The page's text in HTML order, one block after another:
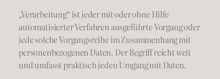
„Verarbeitung“ ist jeder mit oder ohne Hilfe
automatisierter Verfahren ausgeführte Vorgang oder
jede solche Vorgangsreihe im Zusammenhang mit
personenbezogenen Daten. Der Begriff reicht weit
und umfasst praktisch jeden Umgang mit Daten.